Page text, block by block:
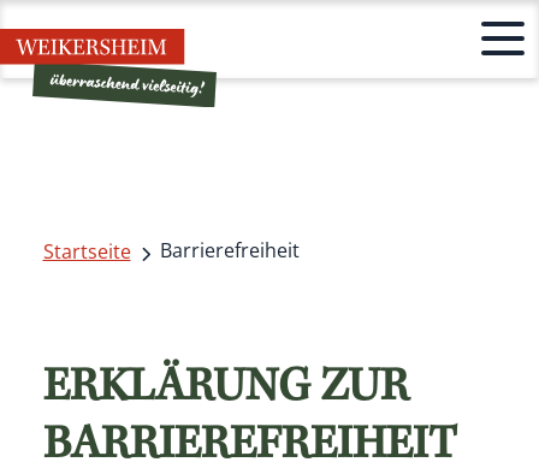
Startseite Barrierefreiheit
ERKLÄRUNG ZUR
BARRIEREFREIHEIT